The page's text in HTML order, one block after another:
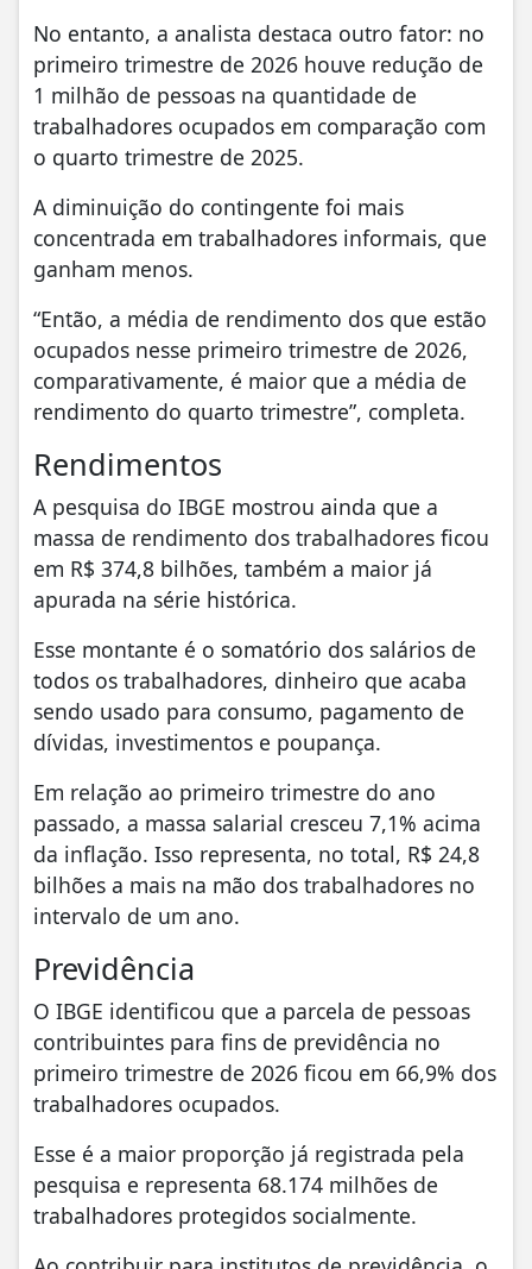
No entanto, a analista destaca outro fator: no
primeiro trimestre de 2026 houve redução de
1 milhão de pessoas na quantidade de
trabalhadores ocupados em comparação com
o quarto trimestre de 2025.
A diminuição do contingente foi mais
concentrada em trabalhadores informais, que
ganham menos.
“Então, a média de rendimento dos que estão
ocupados nesse primeiro trimestre de 2026,
comparativamente, é maior que a média de
rendimento do quarto trimestre”, completa.
Rendimentos
A pesquisa do IBGE mostrou ainda que a
massa de rendimento dos trabalhadores ficou
em R$ 374,8 bilhões, também a maior já
apurada na série histórica.
Esse montante é o somatório dos salários de
todos os trabalhadores, dinheiro que acaba
sendo usado para consumo, pagamento de
dívidas, investimentos e poupança.
Em relação ao primeiro trimestre do ano
passado, a massa salarial cresceu 7,1% acima
da inflação. Isso representa, no total, R$ 24,8
bilhões a mais na mão dos trabalhadores no
intervalo de um ano.
Previdência
O IBGE identificou que a parcela de pessoas
contribuintes para fins de previdência no
primeiro trimestre de 2026 ficou em 66,9% dos
trabalhadores ocupados.
Esse é a maior proporção já registrada pela
pesquisa e representa 68.174 milhões de
trabalhadores protegidos socialmente.